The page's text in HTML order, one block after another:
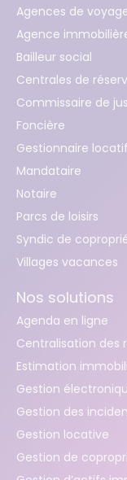
Agences de
Agence
Bailleur social
Centrales de
Commissaire de
Foncière
Gestionnaire locatif
Mandataire
Notaire
Parcs de loisirs
Syndic de
Villages vacances
Nos solutions
Agenda en ligne
Centralisation des
Estimation
Gestion
Gestion des
Gestion locative
Gestion de